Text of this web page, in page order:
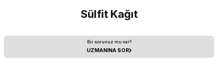
Sülfit Kağıt
Bir sorunuz mu var?
UZMANINA SOR